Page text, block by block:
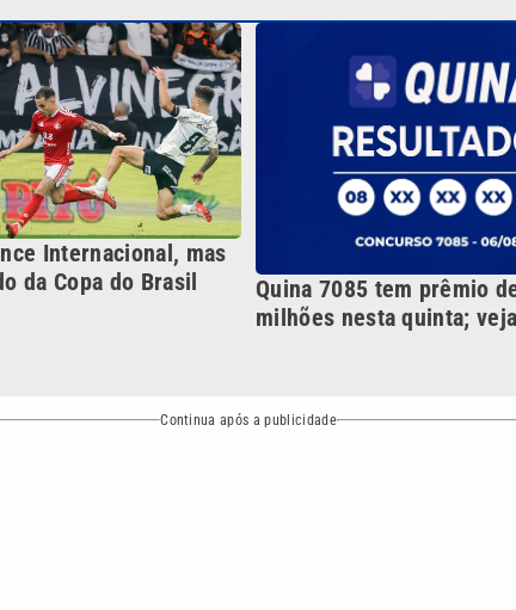
milhões nesta quinta;
Continua após a publicidade
Esportes Mundo
Variedades